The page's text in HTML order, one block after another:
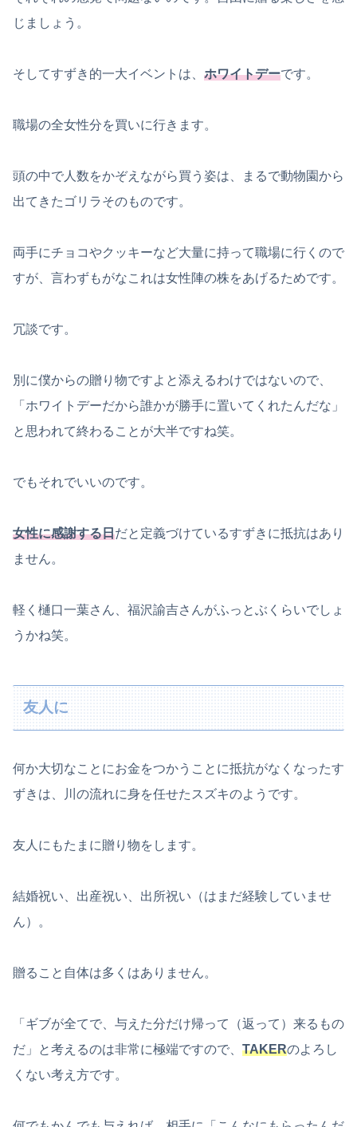
じましょう。
そしてすずき的一大イベントは、 ホワイトデーです。
職場の全女性分を買いに行きます。
頭の中で人数をかぞえながら買う姿は、まるで動物園から
出てきたゴリラそのものです。
両手にチョコやクッキーなど大量に持って職場に行くので
すが、言わずもがなこれは女性陣の株をあげるためです。
冗談です。
別に僕からの贈り物ですよと添えるわけではないので、
「ホワイトデーだから誰かが勝手に置いてくれたんだな」
と思われて終わることが大半ですね笑。
でもそれでいいのです。
女性に感謝する日だと定義づけているすずきに抵抗はあり
ません。
軽く樋口一葉さん、福沢諭吉さんがふっとぶくらいでしょ
うかね笑。
友人に
何か大切なことにお金をつかうことに抵抗がなくなったす
ずきは、川の流れに身を任せたスズキのようです。
友人にもたまに贈り物をします。
結婚祝い、出産祝い、出所祝い（はまだ経験していませ
ん）。
贈ること自体は多くはありません。
「ギブが全てで、与えた分だけ帰って（返って）来るもの
だ」と考えるのは非常に極端ですので、 TAKERのよろし
くない考え方です。